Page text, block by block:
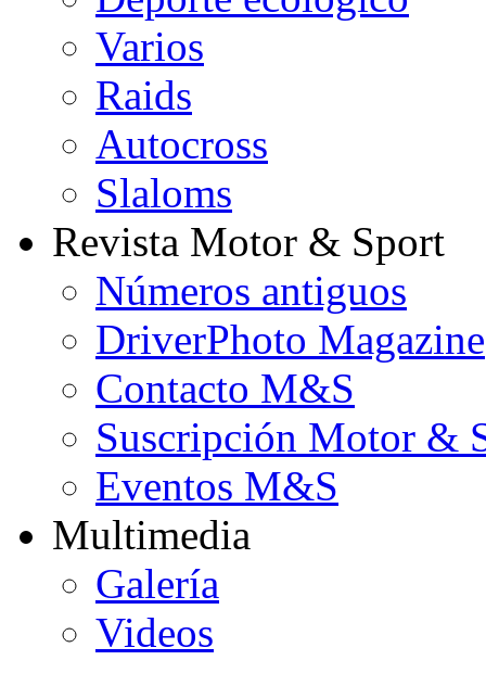
Varios
Raids
Autocross
Slaloms
Revista Motor & Sport
Números antiguos
DriverPhoto Magazine
Contacto M&S
Suscripción Motor &
Eventos M&S
Multimedia
Galería
Videos